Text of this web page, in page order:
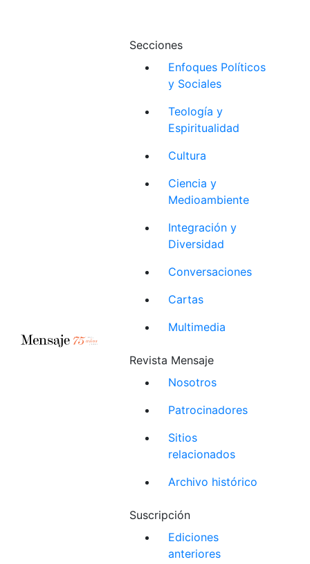
Secciones
Enfoques Políticos
y Sociales
Teología y
Espiritualidad
Cultura
Ciencia y
Medioambiente
Integración y
Diversidad
Conversaciones
Cartas
Multimedia
Revista Mensaje
Nosotros
Patrocinadores
Sitios
relacionados
Archivo histórico
Suscripción
Ediciones
anteriores